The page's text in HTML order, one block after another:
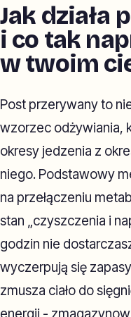
Jak działa
i co tak
w twoim
Post przerywany to
wzorzec odżywiania,
okresy jedzenia z
niego. Podstawowy
na przełączeniu
stan „czyszczenia i
godzin nie
wyczerpują się
zmusza ciało do